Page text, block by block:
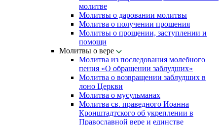
молитве
Молитвы о даровании молитвы
Молитва о получении прошения
Молитвы о прощении, заступлении и
помощи
Молитвы о вере
Молитва из последования молебного
пения «О обращении заблудших»
Молитва о возвращении заблудших в
лоно Церкви
Молитва о мусульманах
Молитва св. праведного Иоанна
Кронштадтского об укреплении в
Православной вере и единстве